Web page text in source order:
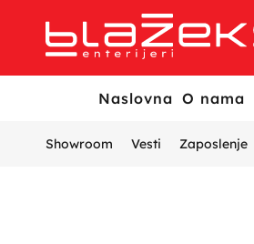
Naslovna O nama
Showroom Vesti Zaposlenje